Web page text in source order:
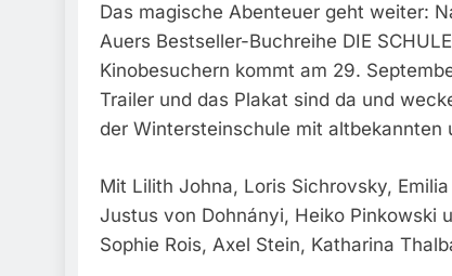
5. August
FW-M:
5. August
HZA-R: Zoll
Zur
4. August 2026
Sicher
3. August
Das magische Abenteuer geht weiter:
Auers Bestseller-Buchreihe DIE
Kinobesuchern kommt am 29.
Trailer und das Plakat sind da und
der Wintersteinschule mit altbekannten
Mit Lilith Johna, Loris Sichrovsky,
Justus von Dohnányi, Heiko Pinkowski
Sophie Rois, Axel Stein, Katharina